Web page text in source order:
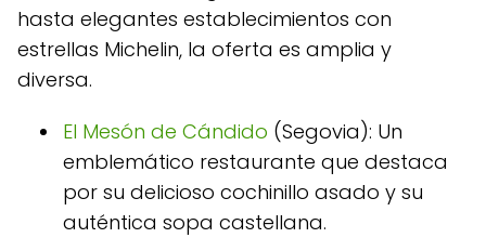
hasta elegantes establecimientos con
estrellas Michelin, la oferta es amplia y
diversa.
El Mesón de Cándido (Segovia): Un
emblemático restaurante que destaca
por su delicioso cochinillo asado y su
auténtica sopa castellana.